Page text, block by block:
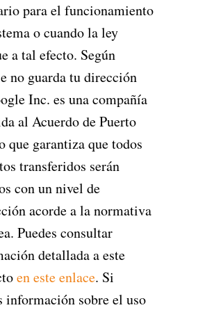
para el funcionamiento
o cuando la ley
a tal efecto. Según
no guarda tu dirección
Inc. es una compañía
al Acuerdo de Puerto
que garantiza que todos
transferidos serán
con un nivel de
acorde a la normativa
Puedes consultar
detallada a este
en este enlace. Si
información sobre el uso